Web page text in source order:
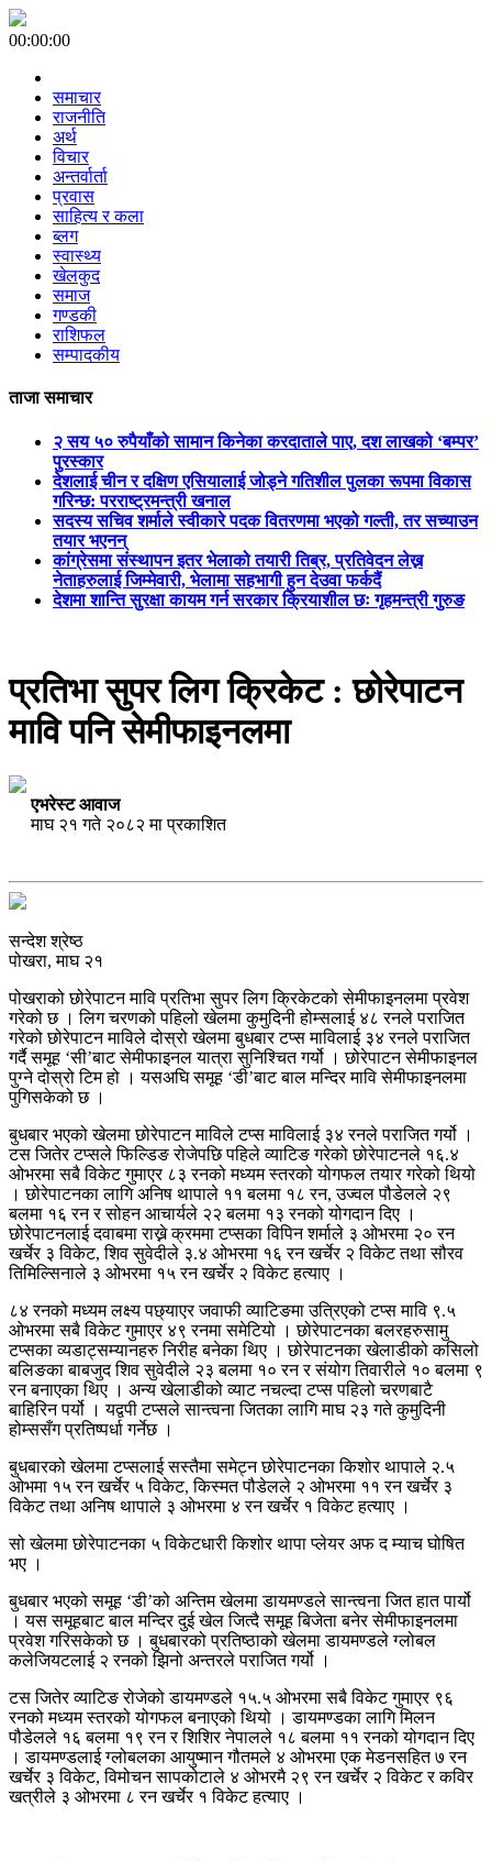
00:00:00
समाचार
राजनीति
अर्थ
विचार
अन्तर्वार्ता
प्रवास
साहित्य र कला
ब्लग
स्वास्थ्य
खेलकुद
समाज
गण्डकी
राशिफल
सम्पादकीय
ताजा समाचार
२ सय ५० रुपैयाँको सामान किनेका करदाताले पाए, दश लाखको ‘बम्पर’
पुरस्कार
देशलाई चीन र दक्षिण एसियालाई जोड्ने गतिशील पुलका रूपमा विकास
गरिन्छ: परराष्ट्रमन्त्री खनाल
सदस्य सचिव शर्माले स्वीकारे पदक वितरणमा भएको गल्ती, तर सच्याउन
तयार भएनन्
कांग्रेसमा संस्थापन इतर भेलाको तयारी तिब्र, प्रतिवेदन लेख्न
नेताहरुलाई जिम्मेवारी, भेलामा सहभागी हुन देउवा फर्कदैं
देशमा शान्ति सुरक्षा कायम गर्न सरकार क्रियाशील छः गृहमन्त्री गुरुङ
प्रतिभा सुपर लिग क्रिकेट : छोरेपाटन
मावि पनि सेमीफाइनलमा
एभरेस्ट आवाज
माघ २१ गते २०८२ मा प्रकाशित
सन्देश श्रेष्ठ
पोखरा, माघ २१
पोखराको छोरेपाटन मावि प्रतिभा सुपर लिग क्रिकेटको सेमीफाइनलमा प्रवेश
गरेको छ । लिग चरणको पहिलो खेलमा कुमुदिनी होम्सलाई ४८ रनले पराजित
गरेको छोरेपाटन माविले दोस्रो खेलमा बुधबार टप्स माविलाई ३४ रनले पराजित
गर्दै समूह ‘सी’बाट सेमीफाइनल यात्रा सुनिश्चित गर्यो । छोरेपाटन सेमीफाइनल
पुग्ने दोस्रो टिम हो । यसअघि समूह ‘डी’बाट बाल मन्दिर मावि सेमीफाइनलमा
पुगिसकेको छ ।
बुधबार भएको खेलमा छोरेपाटन माविले टप्स माविलाई ३४ रनले पराजित गर्यो ।
टस जितेर टप्सले फिल्डिङ रोजेपछि पहिले व्याटिङ गरेको छोरेपाटनले १६.४
ओभरमा सबै विकेट गुमाएर ८३ रनको मध्यम स्तरको योगफल तयार गरेको थियो
। छोरेपाटनका लागि अनिष थापाले ११ बलमा १८ रन, उज्वल पौडेलले २९
बलमा १६ रन र सोहन आचार्यले २२ बलमा १३ रनको योगदान दिए ।
छोरेपाटनलाई दवाबमा राख्ने क्रममा टप्सका विपिन शर्माले ३ ओभरमा २० रन
खर्चेर ३ विकेट, शिव सुवेदीले ३.४ ओभरमा १६ रन खर्चेर २ विकेट तथा सौरव
तिमिल्सिनाले ३ ओभरमा १५ रन खर्चेर २ विकेट हत्याए ।
८४ रनको मध्यम लक्ष्य पछ्याएर जवाफी व्याटिङमा उत्रिएको टप्स मावि ९.५
ओभरमा सबै विकेट गुमाएर ४९ रनमा समेटियो । छोरेपाटनका बलरहरुसामु
टप्सका व्यडाट्सम्यानहरु निरीह बनेका थिए । छोरेपाटनका खेलाडीको कसिलो
बलिङका बाबजुद शिव सुवेदीले २३ बलमा १० रन र संयोग तिवारीले १० बलमा ९
रन बनाएका थिए । अन्य खेलाडीको व्याट नचल्दा टप्स पहिलो चरणबाटै
बाहिरिन पर्यो । यद्वपी टप्सले सान्त्वना जितका लागि माघ २३ गते कुमुदिनी
होम्ससँग प्रतिष्पर्धा गर्नेछ ।
बुधबारको खेलमा टप्सलाई सस्तैमा समेट्न छोरेपाटनका किशोर थापाले २.५
ओभमा १५ रन खर्चेर ५ विकेट, किस्मत पौडेलले २ ओभरमा ११ रन खर्चेर ३
विकेट तथा अनिष थापाले ३ ओभरमा ४ रन खर्चेर १ विकेट हत्याए ।
सो खेलमा छोरेपाटनका ५ विकेटधारी किशोर थापा प्लेयर अफ द म्याच घोषित
भए ।
बुधबार भएको समूह ‘डी’को अन्तिम खेलमा डायमण्डले सान्त्वना जित हात पार्यो
। यस समूहबाट बाल मन्दिर दुई खेल जित्दै समूह बिजेता बनेर सेमीफाइनलमा
प्रवेश गरिसकेको छ । बुधबारको प्रतिष्ठाको खेलमा डायमण्डले ग्लोबल
कलेजियटलाई २ रनको झिनो अन्तरले पराजित गर्यो ।
टस जितेर व्याटिङ रोजेको डायमण्डले १५.५ ओभरमा सबै विकेट गुमाएर ९६
रनको मध्यम स्तरको योगफल बनाएको थियो । डायमण्डका लागि मिलन
पौडेलले १६ बलमा १९ रन र शिशिर नेपालले १८ बलमा ११ रनको योगदान दिए
। डायमण्डलाई ग्लोबलका आयुष्मान गौतमले ४ ओभरमा एक मेडनसहित ७ रन
खर्चेर ३ विकेट, विमोचन सापकोटाले ४ ओभरमै २९ रन खर्चेर २ विकेट र कविर
खत्रीले ३ ओभरमा ८ रन खर्चेर १ विकेट हत्याए ।